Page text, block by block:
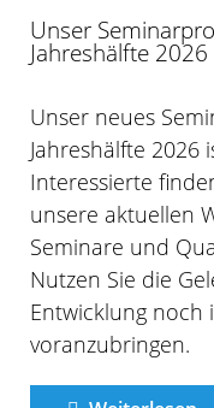
Unser
Jahreshälfte
Unser neues
Jahreshälfte 2026
Interessierte
unsere aktuellen
Seminare und
Nutzen Sie die
Entwicklung noch
voranzubringen.